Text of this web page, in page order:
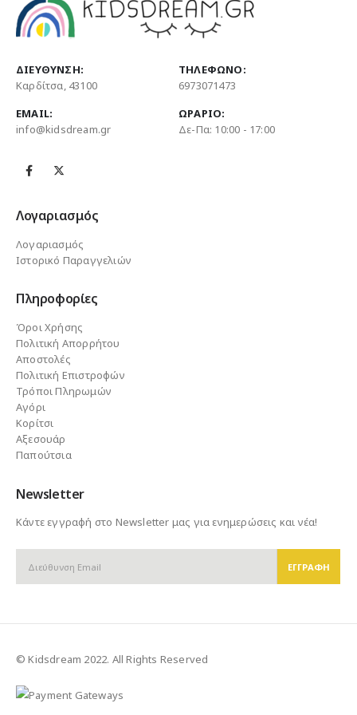
ΔΙΕΎΘΥΝΣΗ:
Καρδίτσα, 43100
ΤΗΛΈΦΩΝΟ:
6973071473
EMAIL:
info@kidsdream.gr
ΩΡΆΡΙΟ:
Δε-Πα: 10:00 - 17:00
Λογαριασμός
Λογαριασμός
Ιστορικό Παραγγελιών
Πληροφορίες
Όροι Χρήσης
Πολιτική Απορρήτου
Αποστολές
Πολιτική Επιστροφών
Τρόποι Πληρωμών
Αγόρι
Κορίτσι
Αξεσουάρ
Παπούτσια
Newsletter
Κάντε εγγραφή στο Newsletter μας για ενημερώσεις και νέα!
© Kidsdream 2022. All Rights Reserved